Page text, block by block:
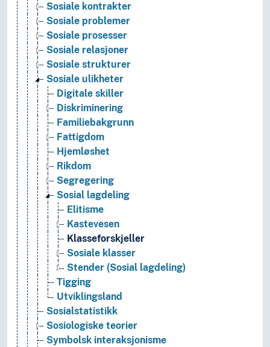
Sosiale kontrakter
Sosiale problemer
Sosiale prosesser
Sosiale relasjoner
Sosiale strukturer
Sosiale ulikheter
Digitale skiller
Diskriminering
Familiebakgrunn
Fattigdom
Hjemløshet
Rikdom
Segregering
Sosial lagdeling
Elitisme
Kastevesen
Klasseforskjeller
Sosiale klasser
Stender (Sosial lagdeling)
Tigging
Utviklingsland
Sosialstatistikk
Sosiologiske teorier
Symbolsk interaksjonisme